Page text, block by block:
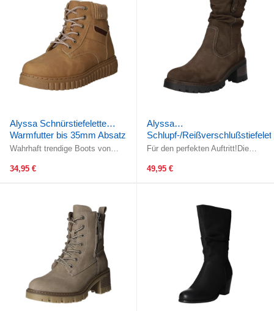
Alyssa Schnürstiefelette
Warmfutter bis 35mm Absatz
(casual)
Wahrhaft trendige Boots von
Reissverschluss garantieren eine
34,95 €
Alyssa
Schlupf-/
Warmfutter ab 35mm Absatz
Für den perfekten Auftritt!Die
ein modisches Highlight. ...
49,95 €